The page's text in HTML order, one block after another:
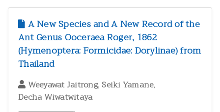
A New Species and A New Record of the
Ant Genus Ooceraea Roger, 1862
(Hymenoptera: Formicidae: Dorylinae) from
Thailand
Weeyawat Jaitrong, Seiki Yamane,
Decha Wiwatwitaya
เศรษฐศาสตร์ ธุรกิจ และอุตสาหกรรม
1
สัตววิทยาและผลิตภัณฑ์จากสัตว์
300
สุขภาพและพยาธิวิทยา
อนุกรมวิธาน
146
อาหารและโภชนาการมนุษย์